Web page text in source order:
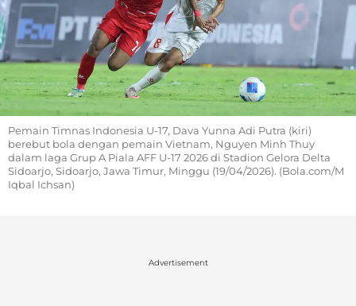
Pemain Timnas Indonesia U-17, Dava Yunna Adi Putra (kiri)
berebut bola dengan pemain Vietnam, Nguyen Minh Thuy
dalam laga Grup A Piala AFF U-17 2026 di Stadion Gelora Delta
Sidoarjo, Sidoarjo, Jawa Timur, Minggu (19/04/2026). (Bola.com/M
Iqbal Ichsan)
Advertisement